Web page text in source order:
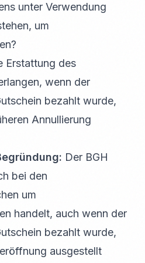
unter Verwendung
um
Erstattung des
wenn der
bezahlt wurde,
Annullierung
Der BGH
bei den
um
handelt, auch wenn der
bezahlt wurde,
ausgestellt